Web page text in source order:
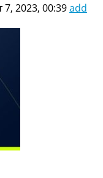
7, 2023, 00:39add